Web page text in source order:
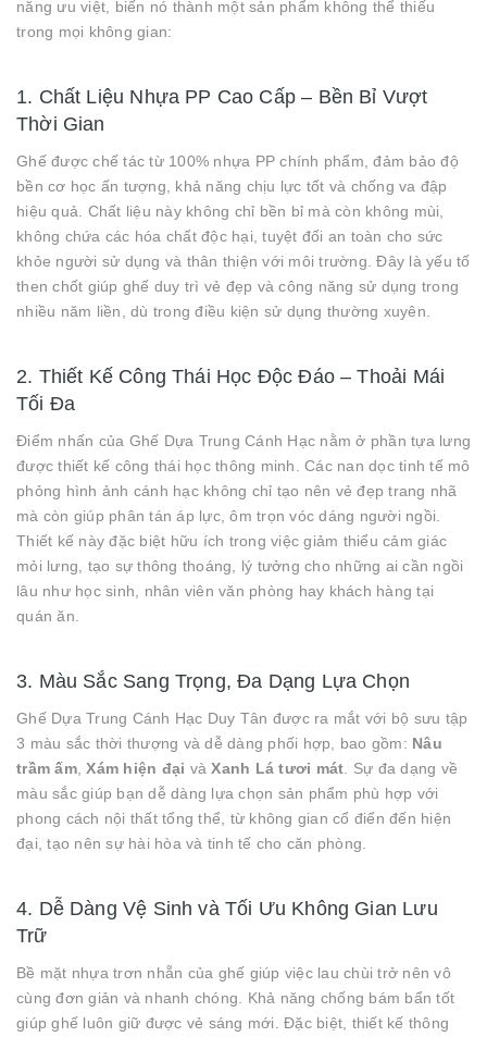
năng ưu việt, biến nó thành một sản phẩm không thể thiếu
trong mọi không gian:
1. Chất Liệu Nhựa PP Cao Cấp – Bền Bỉ Vượt
Thời Gian
Ghế được chế tác từ 100% nhựa PP chính phẩm, đảm bảo độ
bền cơ học ấn tượng, khả năng chịu lực tốt và chống va đập
hiệu quả. Chất liệu này không chỉ bền bỉ mà còn không mùi,
không chứa các hóa chất độc hại, tuyệt đối an toàn cho sức
khỏe người sử dụng và thân thiện với môi trường. Đây là yếu tố
then chốt giúp ghế duy trì vẻ đẹp và công năng sử dụng trong
nhiều năm liền, dù trong điều kiện sử dụng thường xuyên.
2. Thiết Kế Công Thái Học Độc Đáo – Thoải Mái
Tối Đa
Điểm nhấn của Ghế Dựa Trung Cánh Hạc nằm ở phần tựa lưng
được thiết kế công thái học thông minh. Các nan dọc tinh tế mô
phỏng hình ảnh cánh hạc không chỉ tạo nên vẻ đẹp trang nhã
mà còn giúp phân tán áp lực, ôm trọn vóc dáng người ngồi.
Thiết kế này đặc biệt hữu ích trong việc giảm thiểu cảm giác
mỏi lưng, tạo sự thông thoáng, lý tưởng cho những ai cần ngồi
lâu như học sinh, nhân viên văn phòng hay khách hàng tại
quán ăn.
3. Màu Sắc Sang Trọng, Đa Dạng Lựa Chọn
Ghế Dựa Trung Cánh Hạc Duy Tân được ra mắt với bộ sưu tập
3 màu sắc thời thượng và dễ dàng phối hợp, bao gồm: Nâu
trầm ấm,Xám hiện đại vàXanh Lá tươi mát . Sự đa dạng về
màu sắc giúp bạn dễ dàng lựa chọn sản phẩm phù hợp với
phong cách nội thất tổng thể, từ không gian cổ điển đến hiện
đại, tạo nên sự hài hòa và tinh tế cho căn phòng.
4. Dễ Dàng Vệ Sinh và Tối Ưu Không Gian Lưu
Trữ
Bề mặt nhựa trơn nhẵn của ghế giúp việc lau chùi trở nên vô
cùng đơn giản và nhanh chóng. Khả năng chống bám bẩn tốt
giúp ghế luôn giữ được vẻ sáng mới. Đặc biệt, thiết kế thông